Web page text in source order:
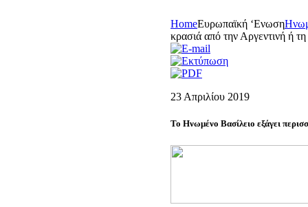
HomeEυρωπαϊκή ‘Eνωση
κρασιά από την Αργεντινή ή
23 Απριλίου 2019
Το Ηνωμένο Βασίλειο εξάγει